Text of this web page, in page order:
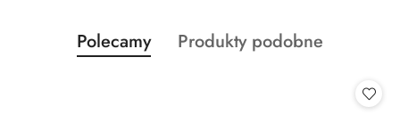
Pomiń karuzelę produktów
Produkty
o
Polecamy
Produkty
Produkty podobne